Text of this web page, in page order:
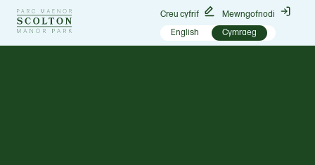
Maenordy
Scolton
Creu cyfrif
Mewngofnodi
English
Cymraeg